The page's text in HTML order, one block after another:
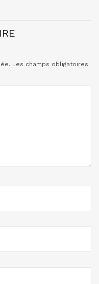
Les champs obligatoires